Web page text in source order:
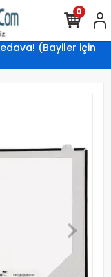
(Bayiler için
0